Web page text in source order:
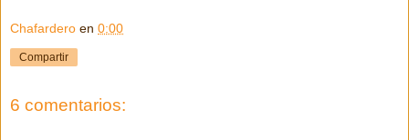
Chafardero en 0:00
Compartir
6 comentarios: